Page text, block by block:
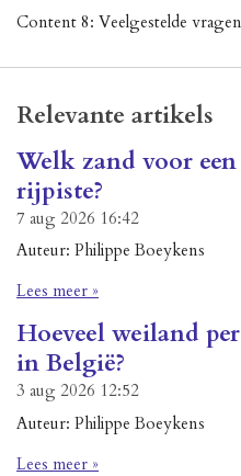
Content 8: Veelgestelde vragen
Relevante artikels
Welk zand voor een
rijpiste?
7 aug 2026 16:42
Auteur: Philippe Boeykens
Lees meer »
Hoeveel weiland
in België?
3 aug 2026 12:52
Auteur: Philippe Boeykens
Lees meer »